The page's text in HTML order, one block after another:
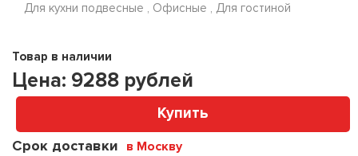
Для кухни подвесные , Офисные , Для гостиной
Товар в наличии
Цена: 9288 рублей
Купить
Срок доставки в Москву